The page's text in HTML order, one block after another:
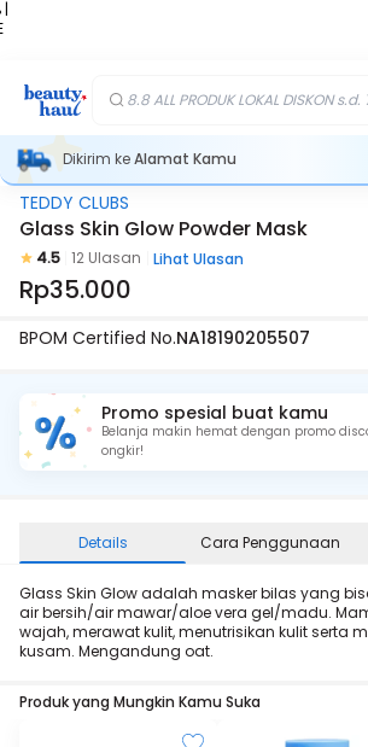
|
8.8 ALL PRODUK LOKAL DISKON s.d.
Dikirim keAlamat Kamu
TEDDY CLUBS
Glass Skin Glow Powder Mask
4.5 12 Ulasan Lihat Ulasan
Rp35.000
BPOM Certified No.NA18190205507
Promo spesial buat kamu
Belanja makin hemat dengan promo
ongkir!
Details Cara Penggunaan
Glass Skin Glow adalah masker bilas yang
air bersih/air mawar/aloe vera gel/madu.
wajah, merawat kulit, menutrisikan kulit serta
kusam. Mengandung oat.
Produk yang Mungkin Kamu Suka